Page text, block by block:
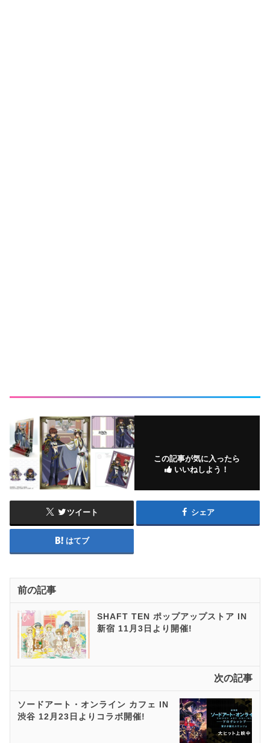
この記事が気に入ったら
いいねしよう！
ツイート シェア
はてブ
前の記事
SHAFT TEN ポップアップストア IN
新宿 11月3日より開催!
次の記事
ソードアート・オンライン カフェ IN
渋谷 12月23日よりコラボ開催!